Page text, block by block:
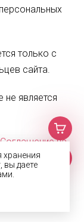
только с
сайта.
является
Соглашение на
Карта сайта
хранения
вы даете